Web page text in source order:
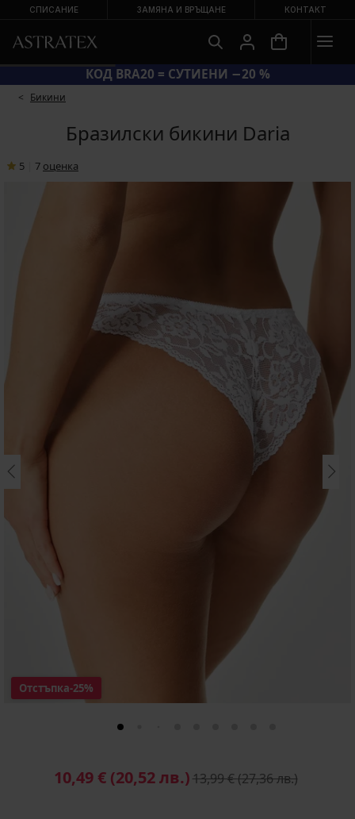
СПИСАНИЕ ЗАМЯНА И ВРЪЩАНЕ КОНТАКТ
КОД BRA20 = СУТИЕНИ −20 %
Бикини
Бразилски бикини Daria
5 7 oценка
Отстъпка-25%
10,49 € (20,52 лв.)13,99 €(27,36 лв.)